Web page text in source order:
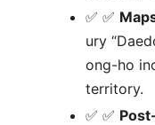
✅
ury
ong-ho
territory.
✅